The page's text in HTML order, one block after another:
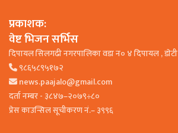
प्रकाशक:
वेष्ट भिजन सर्भिस
दिपायल सिलगढी नगरपालिका वडा न० ४ दिपायल , डाेटी
९८६५८९५१७२
news.paajalo@gmail.com
दर्ता नम्बर - ३८४७–२०७९÷८०
प्रेस काउन्सिल सूचीकरण नं.– ३९९६